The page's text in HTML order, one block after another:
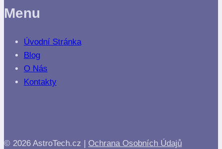
Menu
Úvodní Stránka
Blog
O Nás
Kontakty
© 2026 AstroTech.cz | Ochrana Osobních Údajů